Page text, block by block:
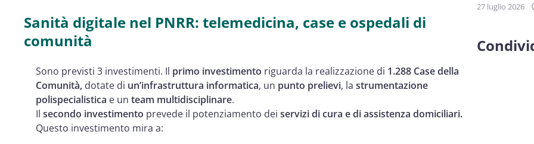
Sanità digitale nel PNRR: telemedicina, case e ospedali di
comunità
Sono previsti 3 investimenti. Il primo investimento riguarda la realizzazione di 1.288 Case della
Comunità, dotate di un’infrastruttura informatica, un punto prelievi, la strumentazione
polispecialistica e un team multidisciplinare.
Il secondo investimento prevede il potenziamento dei servizi di cura e di assistenza domiciliari.
Questo investimento mira a:
27 luglio 2026